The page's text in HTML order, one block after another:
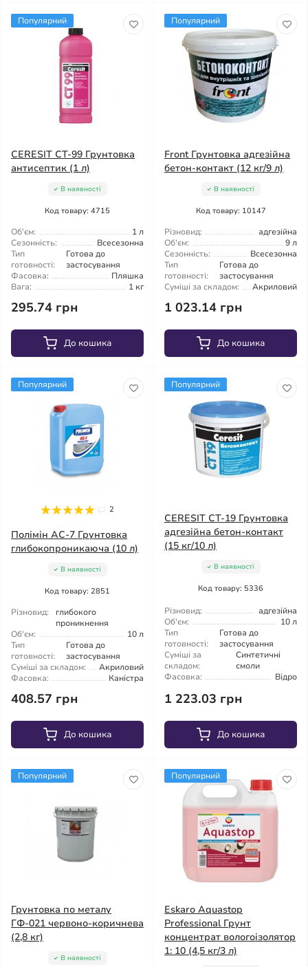
Популярний
CERESIT CT-99 Грунтовка
антисептик (1 л)
В наявності
Код товару: 4715
Об'єм:
1 л
Сезонність:
Всесезонна
Тип
готовності:
Готова до
застосування
Фасовка:
Пляшка
Вага:
1 кг
295.74 грн
До кошика
Популярний
Front Грунтовка адгезійна
бетон-контакт (12 кг/9 л)
В наявності
Код товару: 10147
Різновид:
адгезійна
Об'єм:
9 л
Сезонність:
Всесезонна
Тип
готовності:
Готова до
застосування
Суміші за складом:
Акриловий
1 023.14 грн
До кошика
Популярний
2
Полімін АС-7 Грунтовка
глибокопроникаюча (10 л)
В наявності
Код товару: 2851
Різновид:
глибокого
проникнення
Об'єм:
10 л
Тип
готовності:
Готова до
застосування
Суміші за складом:
Акриловий
Фасовка:
Каністра
408.57 грн
До кошика
Популярний
CERESIT CT-19 Грунтовка
адгезійна бетон-контакт
(15 кг/10 л)
В наявності
Код товару: 5336
Різновид:
адгезійна
Об'єм:
10 л
Тип
готовності:
Готова до
застосування
Суміші за
складом:
Синтетичні
смоли
Фасовка:
Відро
1 223.03 грн
До кошика
Популярний
Грунтовка по металу
ГФ-021 червоно-коричнева
(2,8 кг)
В наявності
Популярний
Eskaro Aquastop
Professional Грунт
концентрат вологоізолятор
1: 10 (4,5 кг/3 л)